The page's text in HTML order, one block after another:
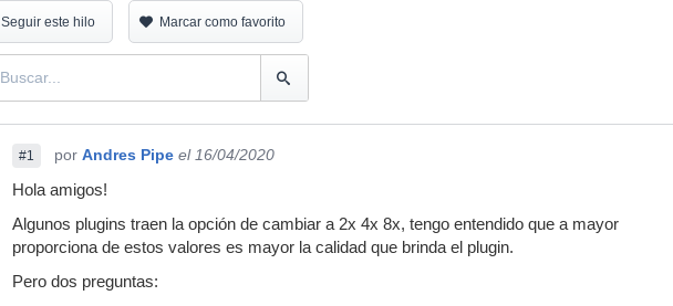
Seguir este hilo Marcar como favorito
#1 por Andres Pipe el 16/04/2020
Hola amigos!
Algunos plugins traen la opción de cambiar a 2x 4x 8x, tengo entendido que a mayor
proporciona de estos valores es mayor la calidad que brinda el plugin.
Pero dos preguntas: